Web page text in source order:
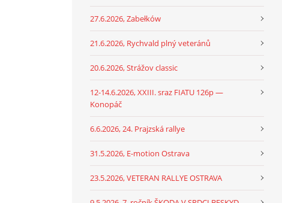
27.6.2026, Zabełków
21.6.2026, Rychvald plný veteránů
20.6.2026, Strážov classic
12-14.6.2026, XXIII. sraz FIATU 126p —
Konopáč
6.6.2026, 24. Prajzská rallye
31.5.2026, E-motion Ostrava
23.5.2026, VETERAN RALLYE OSTRAVA